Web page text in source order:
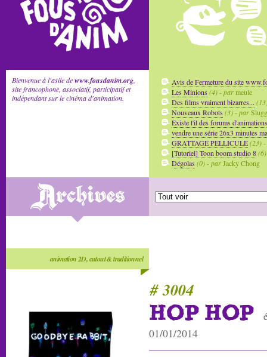
Bienvenue à l'asile dewww.fousdanim.org
site francophone, associatif, participatif et
indépendant sur le cinéma d'animation.
Avis de Fermeture du site
Les Minions(4) - parmeule
Des films vraiment bizarres...
Nouveaux Robots(3) - par
Existe t'il des forums d'animations
vendre une série 26x3 minutes
GRATTAGE PELLICULE(23)
[Tutoriel] Toon boom studio 8
Dégolas(0) - parJacky Chong
animation 2D, cutout & traditionnel
# 3004
HOP HOP
01/01/2014